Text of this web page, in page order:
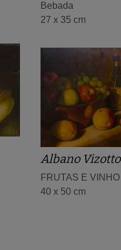
Bebada
27 x 35 cm
Albano Vizotto
FRUTAS E VINHO
40 x 50 cm